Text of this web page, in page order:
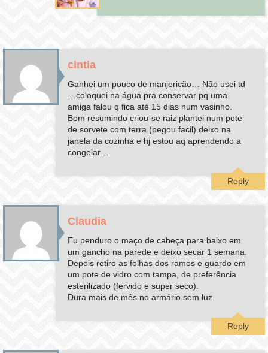
cintia
Ganhei um pouco de manjericão… Não usei td
…coloquei na água pra conservar pq uma
amiga falou q fica até 15 dias num vasinho.
Bom resumindo criou-se raiz plantei num pote
de sorvete com terra (pegou facil) deixo na
janela da cozinha e hj estou aq aprendendo a
congelar…
Reply
Claudia
Eu penduro o maço de cabeça para baixo em
um gancho na parede e deixo secar 1 semana.
Depois retiro as folhas dos ramos e guardo em
um pote de vidro com tampa, de preferência
esterilizado (fervido e super seco).
Dura mais de mês no armário sem luz.
Reply